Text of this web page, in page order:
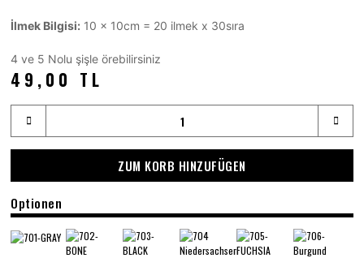
İlmek Bilgisi: 10 x 10cm = 20 ilmek x 30sıra
4 ve 5 Nolu şişle örebilirsiniz
49,00 TL
ZUM KORB HINZUFÜGEN
Optionen